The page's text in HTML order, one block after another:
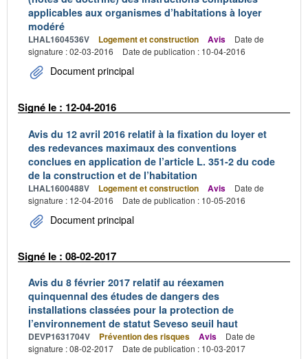
applicables aux organismes d’habitations à loyer
modéré
LHAL1604536V Logement et construction Avis
Date de
signature : 02-03-2016
Date de publication : 10-04-2016
Document principal
Signé le : 12-04-2016
Avis du 12 avril 2016 relatif à la fixation du loyer et
des redevances maximaux des conventions
conclues en application de l’article L. 351-2 du code
de la construction et de l’habitation
LHAL1600488V Logement et construction Avis
Date de
signature : 12-04-2016
Date de publication : 10-05-2016
Document principal
Signé le : 08-02-2017
Avis du 8 février 2017 relatif au réexamen
quinquennal des études de dangers des
installations classées pour la protection de
l’environnement de statut Seveso seuil haut
DEVP1631704V Prévention des risques Avis
Date de
signature : 08-02-2017
Date de publication : 10-03-2017